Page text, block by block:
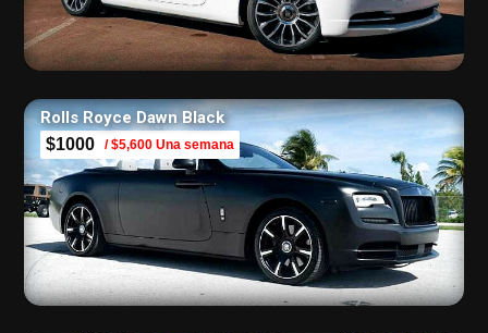
Rolls Royce Dawn Black
$1000 / $5,600 Una semana